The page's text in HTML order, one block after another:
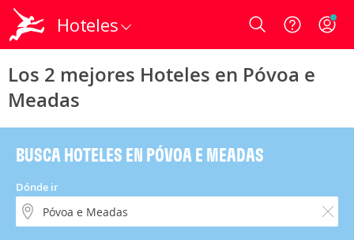
Hoteles Login
Los 2 mejores Hoteles en Póvoa e
Meadas
BUSCA HOTELES EN PÓVOA E MEADAS
Dónde ir